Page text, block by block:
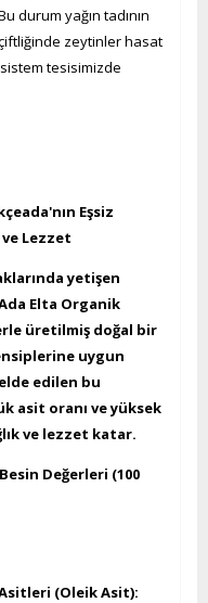
durum yağın tadının
zeytinler hasat
tesisimizde
Eşsiz
ve Lezzet
yetişen
Elta Organik
üretilmiş doğal bir
uygun
edilen bu
asit oranı ve yüksek
ve lezzet katar.
Değerleri (100
Asitleri (Oleik Asit):